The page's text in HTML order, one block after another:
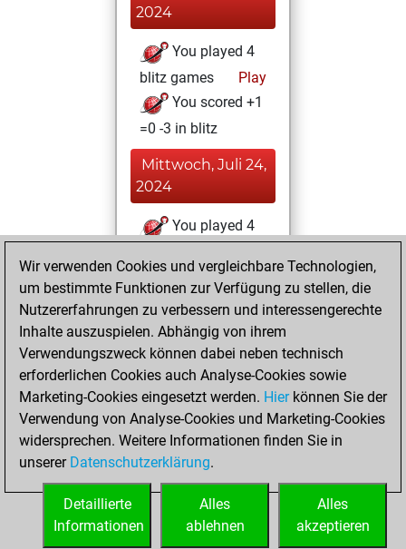
2024
You played 4
blitz games
Play
You scored +1
=0 -3 in blitz
Mittwoch, Juli 24,
2024
You played 4
You scored +0
=0 -4 in slow games
Dienstag, Juli 23,
2024
You created
your Fritz account
Fritz
You
account
Studies
Wir verwenden Cookies und vergleichbare Technologien,
um bestimmte Funktionen zur Verfügung zu stellen, die
Nutzererfahrungen zu verbessern und interessengerechte
Inhalte auszuspielen. Abhängig von ihrem
Verwendungszweck können dabei neben technisch
erforderlichen Cookies auch Analyse-Cookies sowie
Marketing-Cookies eingesetzt werden. Hierkönnen Sie der
Verwendung von Analyse-Cookies und Marketing-Cookies
widersprechen. Weitere Informationen finden Sie in
unserer Datenschutzerklärung.
Alles
akzeptieren
Alles
ablehnen
Detaillierte
Informationen